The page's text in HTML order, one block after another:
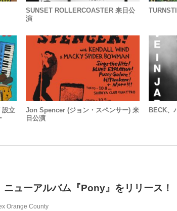
SUNSET ROLLERCOASTER 来日公
演
設立
Jon Spencer (ジョン・スペンサー) 来
日公演
BECK、
ューアルバム『Pony』をリリース！
Orange County